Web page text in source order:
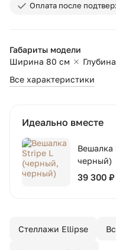
Оплата после
Габариты модели
Ширина 80 см
Все характеристики
Идеально вместе
Вешалка
черный)
39 300 ₽
Стеллажи Ellipse